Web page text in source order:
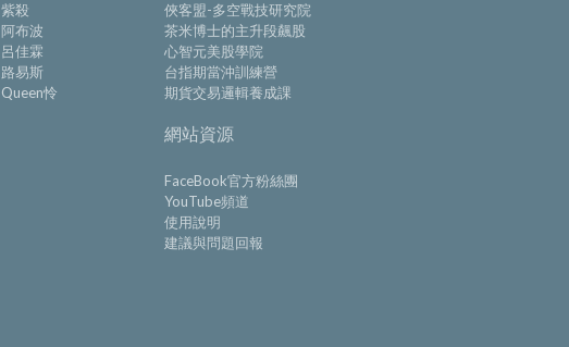
紫殺
阿布波
呂佳霖
路易斯
Queen怜
俠客盟-多空戰技研究院
茶米博士的主升段飆股
心智元美股學院
台指期當沖訓練營
期貨交易邏輯養成課
網站資源
FaceBook官方粉絲團
YouTube頻道
使用說明
建議與問題回報